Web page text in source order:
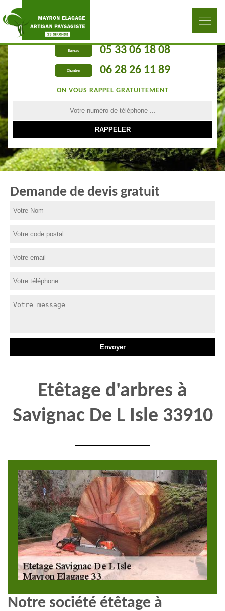
Bureau 05 33 06 18 08
Chantier 06 28 26 11 89
ON VOUS RAPPEL GRATUITEMENT
Demande de devis gratuit
Etêtage d'arbres à
Savignac De L Isle 33910
Notre société étêtage à